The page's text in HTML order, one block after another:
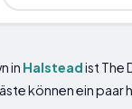
in Halsteadist The
können ein paar